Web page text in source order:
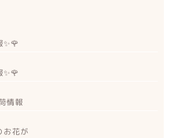
✨🌹
✨🌹
情報
お花が